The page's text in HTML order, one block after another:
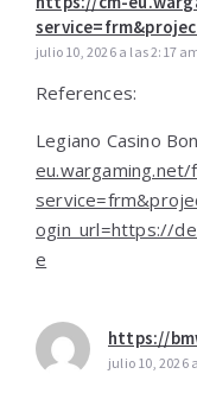
julio 10, 2026 a las 2:17
References:
Legiano Casino
ogin_url=https://
e
https://
julio 10, 2026